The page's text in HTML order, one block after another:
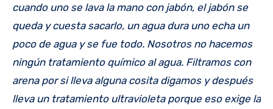
cuando uno se lava la mano con jabón, el jabón se
queda y cuesta sacarlo, un agua dura uno echa un
poco de agua y se fue todo. Nosotros no hacemos
ningún tratamiento químico al agua. Filtramos con
arena por si lleva alguna cosita digamos y después
lleva un tratamiento ultravioleta porque eso exige la